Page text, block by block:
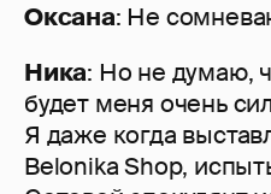
Оксана: Не
Ника: Но не думаю,
будет меня очень
Я даже когда
Belonika Shop,